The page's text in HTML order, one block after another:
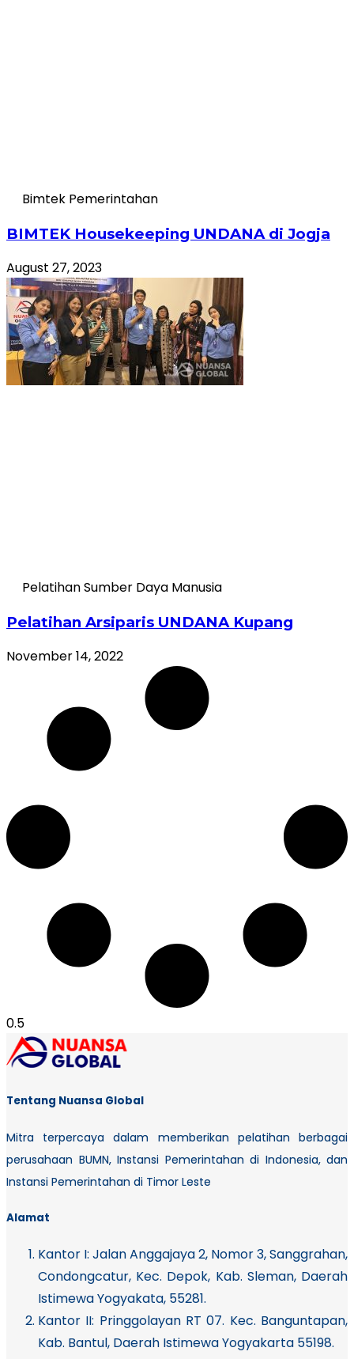
Bimtek Pemerintahan
BIMTEK Housekeeping UNDANA di Jogja
August 27, 2023
Pelatihan Sumber Daya Manusia
Pelatihan Arsiparis UNDANA Kupang
November 14, 2022
Tentang Nuansa Global
Mitra terpercaya dalam memberikan pelatihan berbagai
perusahaan BUMN, Instansi Pemerintahan di Indonesia, dan
Instansi Pemerintahan di Timor Leste
Alamat
Kantor I: Jalan Anggajaya 2, Nomor 3, Sanggrahan,
Condongcatur, Kec. Depok, Kab. Sleman, Daerah
Istimewa Yogyakata, 55281.
Kantor II: Pringgolayan RT 07. Kec. Banguntapan,
Kab. Bantul, Daerah Istimewa Yogyakarta 55198.